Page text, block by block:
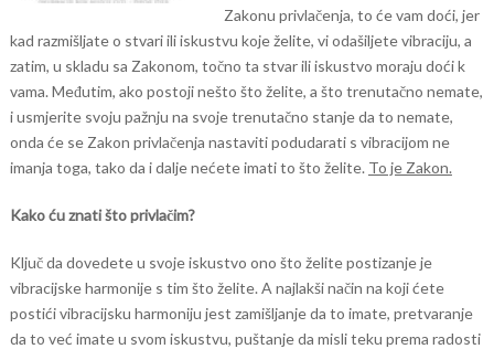
Zakonu privlačenja, to će vam doći, jer
kad razmišljate o stvari ili iskustvu koje želite, vi odašiljete vibraciju, a
zatim, u skladu sa Zakonom, točno ta stvar ili iskustvo moraju doći k
vama. Međutim, ako postoji nešto što želite, a što trenutačno nemate,
i usmjerite svoju pažnju na svoje trenutačno stanje da to nemate,
onda će se Zakon privlačenja nastaviti podudarati s vibracijom ne
imanja toga, tako da i dalje nećete imati to što želite. To je Zakon.
Kako ću znati što privlačim?
Ključ da dovedete u svoje iskustvo ono što želite postizanje je
vibracijske harmonije s tim što želite. A najlakši način na koji ćete
postići vibracijsku harmoniju jest zamišljanje da to imate, pretvaranje
da to već imate u svom iskustvu, puštanje da misli teku prema radosti